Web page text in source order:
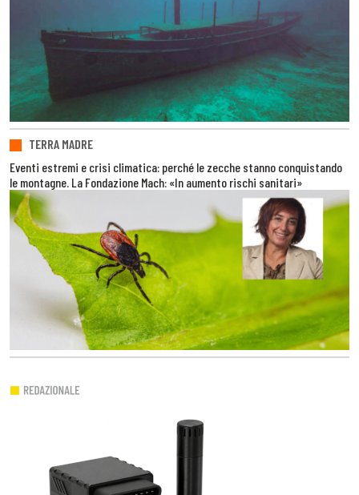
TERRA MADRE
Eventi estremi e crisi climatica: perché le zecche stanno conquistando
le montagne. La Fondazione Mach: «In aumento rischi sanitari»